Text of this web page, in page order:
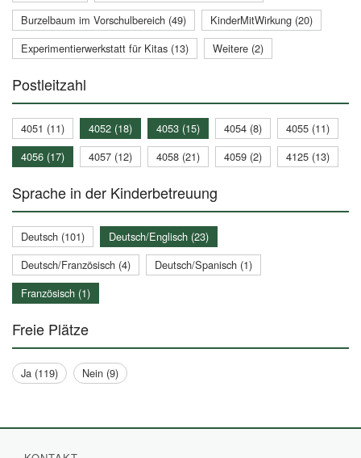
Burzelbaum im Vorschulbereich (49)
KinderMitWirkung (20)
Experimentierwerkstatt für Kitas (13)
Weitere (2)
Postleitzahl
4051 (11) 4052 (18) 4053 (15) 4054 (8)
4055 (11)
4056 (17)
4057 (12) 4058 (21) 4059 (2) 4125 (13)
Sprache in der Kinderbetreuung
Deutsch (101)
Deutsch/Englisch (23)
Deutsch/Französisch (4)
Deutsch/Spanisch (1)
Französisch (1)
Freie Plätze
Ja (119) Nein (9)